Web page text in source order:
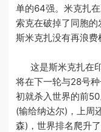
单的64强。米克扎
索克在破掉了同胞
斯米克扎没有再浪费
这是斯米克扎在
将在下一轮与28号
初就杀入世界的前
(输给纳达尔)，上周
森)，世界排名爬升